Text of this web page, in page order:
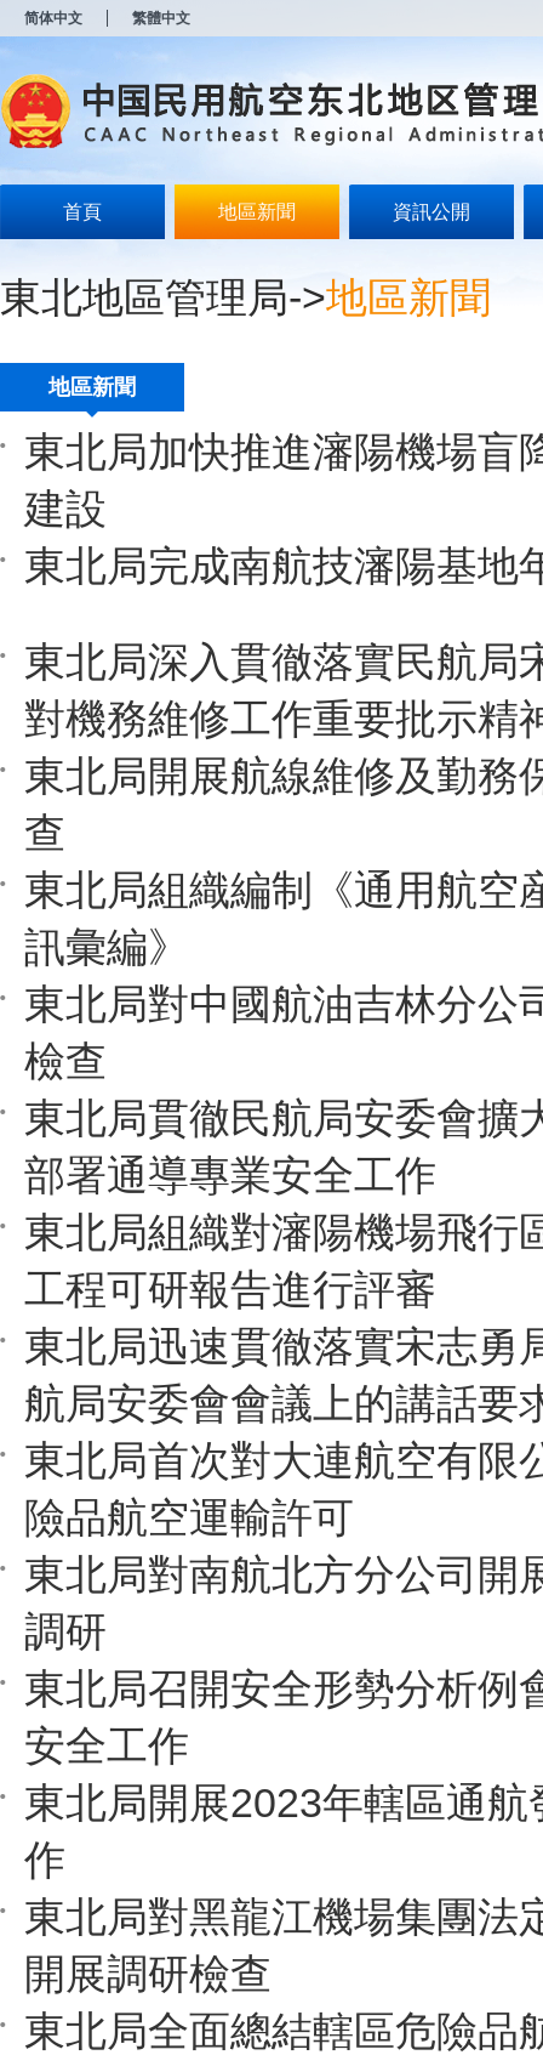
简体中文 繁體中文
首頁 地區新聞 資訊公開
東北地區管理局->地區新聞
地區新聞
東北局加快推進瀋陽機場盲
建設
東北局完成南航技瀋陽基地
東北局深入貫徹落實民航局
對機務維修工作重要批示精
東北局開展航線維修及勤務
查
東北局組織編制《通用航空
訊彙編》
東北局對中國航油吉林分公
檢查
東北局貫徹民航局安委會擴
部署通導專業安全工作
東北局組織對瀋陽機場飛行
工程可研報告進行評審
東北局迅速貫徹落實宋志勇
航局安委會會議上的講話要
東北局首次對大連航空有限
險品航空運輸許可
東北局對南航北方分公司開
調研
東北局召開安全形勢分析例
安全工作
東北局開展2023年轄區通航
作
東北局對黑龍江機場集團法
開展調研檢查
東北局全面總結轄區危險品
开
无
障
说
Alt
加
导